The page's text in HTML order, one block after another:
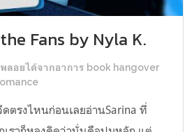
Fans by Nyla K.
ลอยได้จากอาการ book hangover
ตรงไหนก่อนเลยอ่านSarina ที่